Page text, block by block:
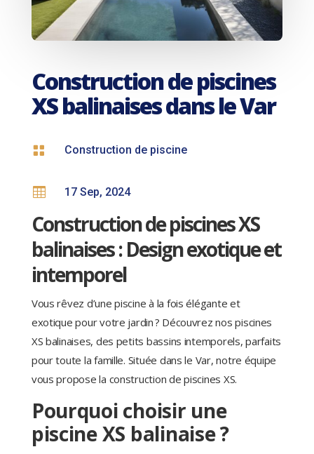
Construction de piscines
XS balinaises dans le Var
 Construction de piscine
 17 Sep, 2024
Construction de piscines XS
balinaises : Design exotique et
intemporel
Vous rêvez d’une piscine à la fois élégante et
exotique pour votre jardin ? Découvrez nos piscines
XS balinaises, des petits bassins intemporels, parfaits
pour toute la famille. Située dans le Var, notre équipe
vous propose la construction de piscines XS.
Pourquoi choisir une
piscine XS balinaise ?